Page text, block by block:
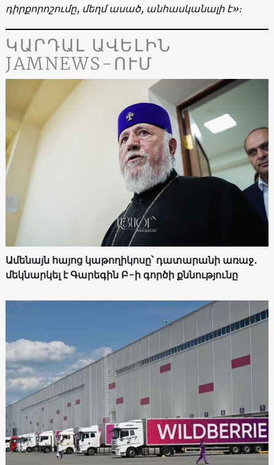
դիրքորոշումը, մեղմ ասած, անհասկանալի է»։
ԿԱՐԴԱԼ ԱՎԵԼԻՆ
JAMNEWS-ՈՒՄ
Ամենայն հայոց կաթողիկոսը՝ դատարանի առաջ․
մեկնարկել է Գարեգին Բ-ի գործի քննությունը